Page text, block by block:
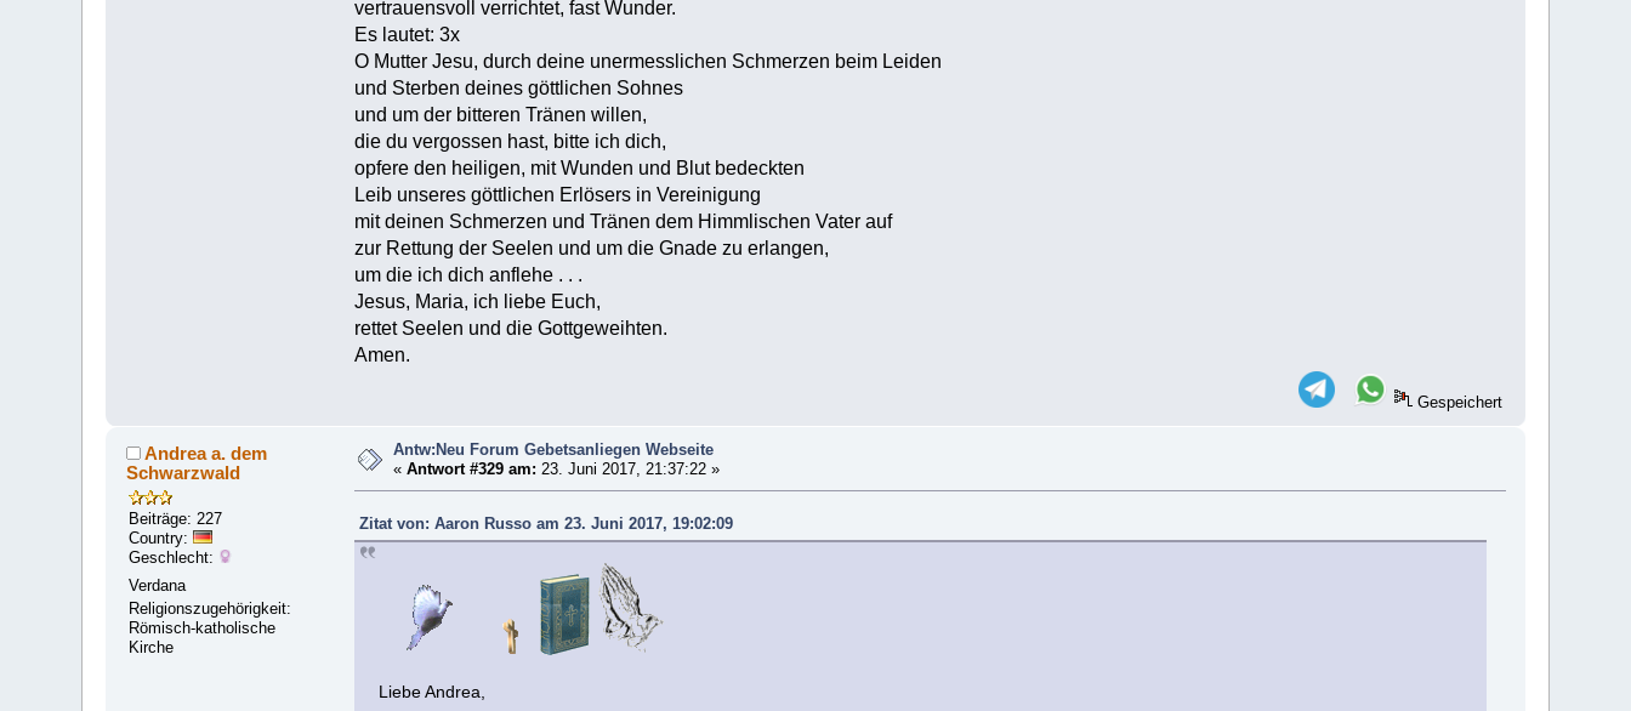
vertrauensvoll verrichtet, fast Wunder.
Es lautet: 3x
O Mutter Jesu, durch deine unermesslichen Schmerzen beim Leiden
und Sterben deines göttlichen Sohnes
und um der bitteren Tränen willen,
die du vergossen hast, bitte ich dich,
opfere den heiligen, mit Wunden und Blut bedeckten
Leib unseres göttlichen Erlösers in Vereinigung
mit deinen Schmerzen und Tränen dem Himmlischen Vater auf
zur Rettung der Seelen und um die Gnade zu erlangen,
um die ich dich anflehe . . .
Jesus, Maria, ich liebe Euch,
rettet Seelen und die Gottgeweihten.
Amen.
Gespeichert
Andrea a. dem
Schwarzwald
Beiträge: 227
Country:
Geschlecht:
Verdana
Religionszugehörigkeit:
Römisch-katholische
Kirche
Antw:Neu Forum Gebetsanliegen Webseite
«Antwort #329 am: 23. Juni 2017, 21:37:22 »
Zitat von: Aaron Russo am 23. Juni 2017, 19:02:09
Liebe Andrea,